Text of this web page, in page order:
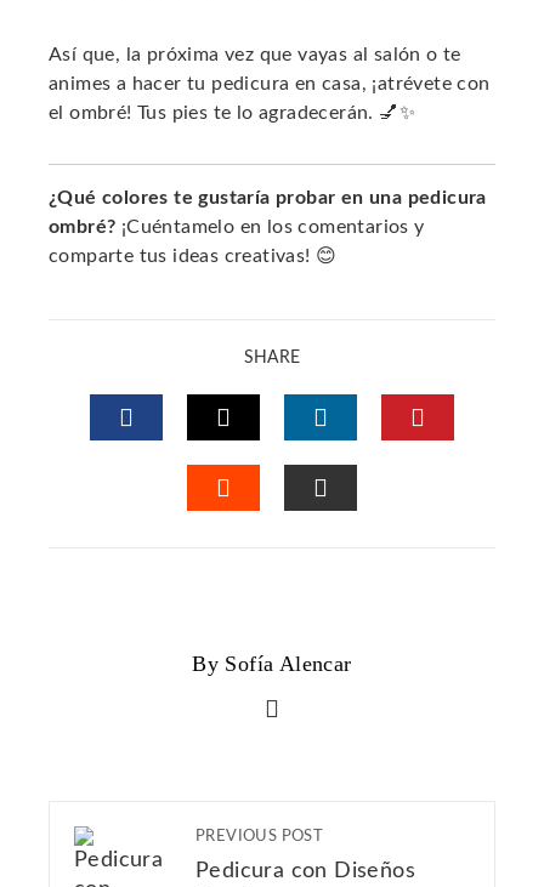
Así que, la próxima vez que vayas al salón o te
animes a hacer tu pedicura en casa, ¡atrévete con
el ombré! Tus pies te lo agradecerán. 💅✨
¿Qué colores te gustaría probar en una pedicura
ombré? ¡Cuéntamelo en los comentarios y
comparte tus ideas creativas! 😊
SHARE
FACEBOOKTWITTERLINKEDIN
By Sofía Alencar
PREVIOUS POST
Pedicura con Diseños